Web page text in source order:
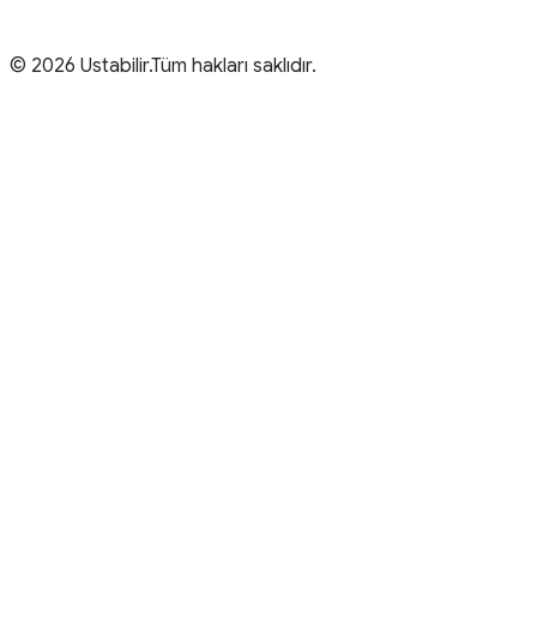
© 2026 Ustabilir.Tüm hakları saklıdır.